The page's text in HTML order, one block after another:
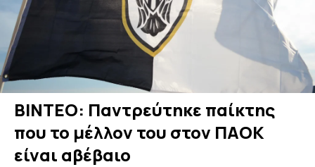
ΒΙΝΤΕΟ: Παντρεύτηκε παίκτης
που το μέλλον του στον ΠΑΟΚ
είναι αβέβαιο